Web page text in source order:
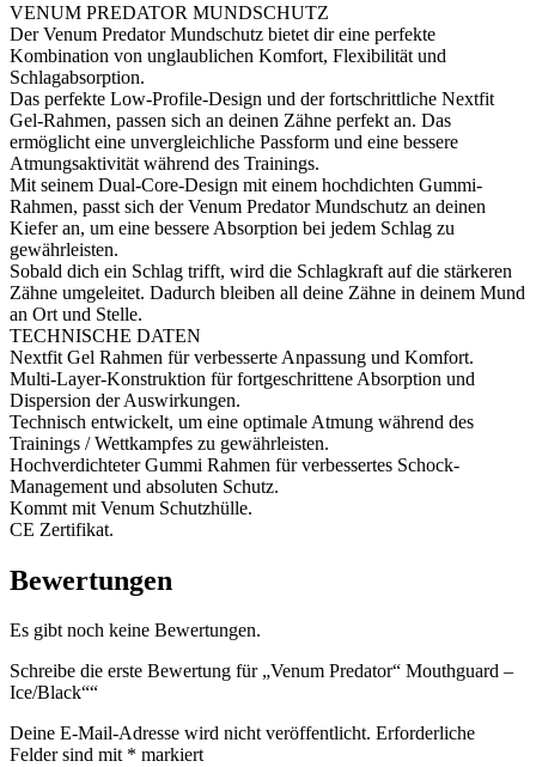
VENUM PREDATOR MUNDSCHUTZ
Der Venum Predator Mundschutz bietet dir eine perfekte
Kombination von unglaublichen Komfort, Flexibilität und
Schlagabsorption.
Das perfekte Low-Profile-Design und der fortschrittliche Nextfit
Gel-Rahmen, passen sich an deinen Zähne perfekt an. Das
ermöglicht eine unvergleichliche Passform und eine bessere
Atmungsaktivität während des Trainings.
Mit seinem Dual-Core-Design mit einem hochdichten Gummi-
Rahmen, passt sich der Venum Predator Mundschutz an deinen
Kiefer an, um eine bessere Absorption bei jedem Schlag zu
gewährleisten.
Sobald dich ein Schlag trifft, wird die Schlagkraft auf die stärkeren
Zähne umgeleitet. Dadurch bleiben all deine Zähne in deinem Mund
an Ort und Stelle.
TECHNISCHE DATEN
Nextfit Gel Rahmen für verbesserte Anpassung und Komfort.
Multi-Layer-Konstruktion für fortgeschrittene Absorption und
Dispersion der Auswirkungen.
Technisch entwickelt, um eine optimale Atmung während des
Trainings / Wettkampfes zu gewährleisten.
Hochverdichteter Gummi Rahmen für verbessertes Schock-
Management und absoluten Schutz.
Kommt mit Venum Schutzhülle.
CE Zertifikat.
Bewertungen
Es gibt noch keine Bewertungen.
Schreibe die erste Bewertung für „Venum Predator“ Mouthguard –
Ice/Black““
Deine E-Mail-Adresse wird nicht veröffentlicht. Erforderliche
Felder sind mit * markiert